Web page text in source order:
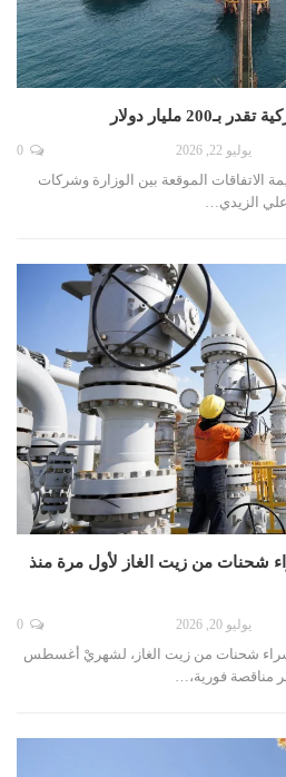
مليار دولار
يوليو 22, 2026
الاتفاقات الموقعة بين الوزارة وشركات
علي الزيدي…
شحنات من زيت الغاز لأول مرة منذ
يوليو 20, 2026
شحنات من زيت الغاز، لشهريْ أغسطس
مناقصة فورية،…